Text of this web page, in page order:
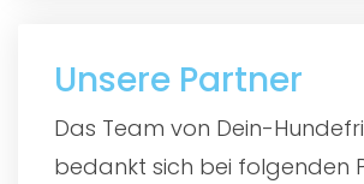
Unsere Partner
Das Team von Dein-
bedankt sich bei folgenden